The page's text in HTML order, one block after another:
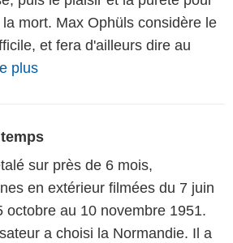
mort. Max Ophüls considère le
et fera d'ailleurs dire au
plus
sur près de 6 mois,
en extérieur filmées du 7 juin
octobre au 10 novembre 1951.
a choisi la Normandie. Il a